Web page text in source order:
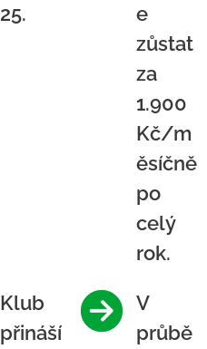
25.
e
zůstat
za
1.900
Kč/m
ěsíčně
po
celý
rok.
Klub
přináší
V
průbě